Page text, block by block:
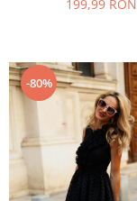
199,99 RON
-80%